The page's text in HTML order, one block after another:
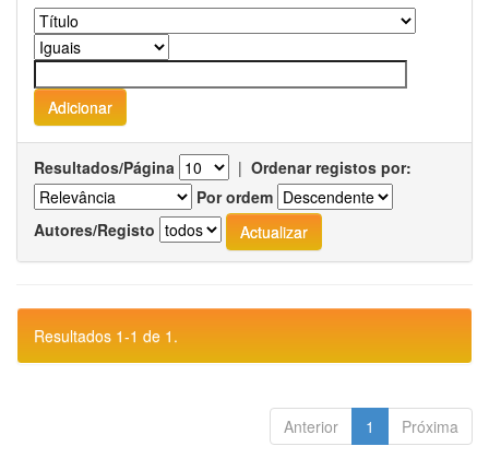
Resultados/Página | Ordenar registos por:
Por ordem
Autores/Registo
Resultados 1-1 de 1.
Anterior 1 Próxima